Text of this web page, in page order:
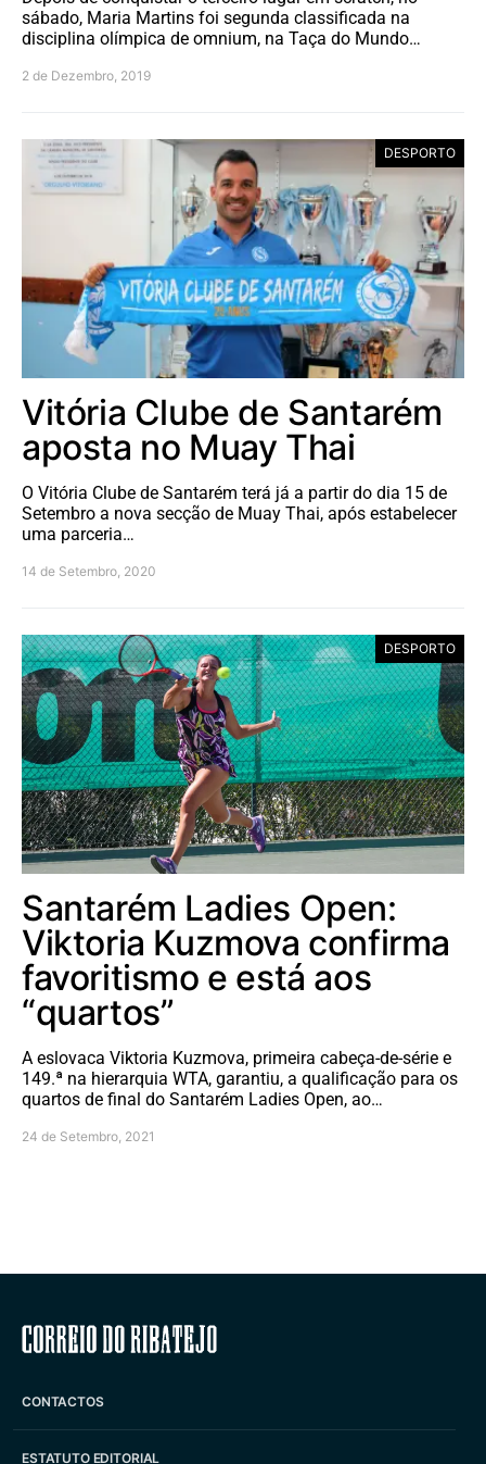
sábado, Maria Martins foi segunda classificada na
disciplina olímpica de omnium, na Taça do Mundo…
2 de Dezembro, 2019
DESPORTO
Vitória Clube de Santarém
aposta no Muay Thai
O Vitória Clube de Santarém terá já a partir do dia 15 de
Setembro a nova secção de Muay Thai, após estabelecer
uma parceria…
14 de Setembro, 2020
DESPORTO
Santarém Ladies Open:
Viktoria Kuzmova confirma
favoritismo e está aos
“quartos”
A eslovaca Viktoria Kuzmova, primeira cabeça-de-série e
149.ª na hierarquia WTA, garantiu, a qualificação para os
quartos de final do Santarém Ladies Open, ao…
24 de Setembro, 2021
Correio do Ribatejo
CONTACTOS
ESTATUTO EDITORIAL